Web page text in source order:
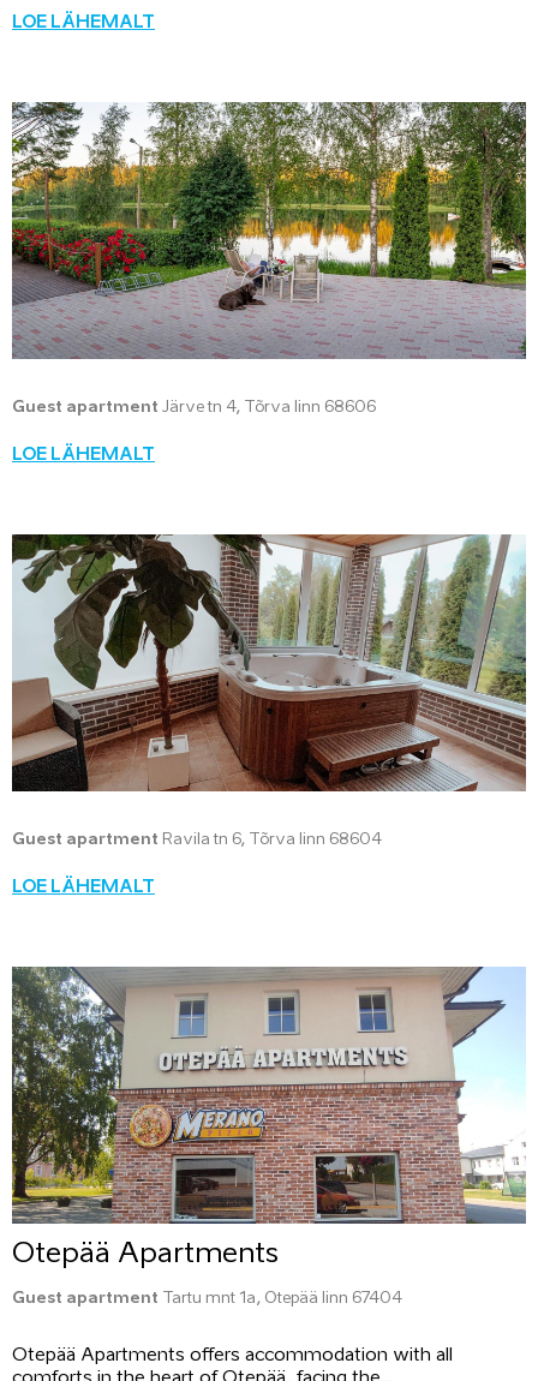
LOE LÄHEMALT
Guest apartment Järve tn 4, Tõrva linn 68606
LOE LÄHEMALT
Guest apartment Ravila tn 6, Tõrva linn 68604
LOE LÄHEMALT
Otepää Apartments
Guest apartment Tartu mnt 1a, Otepää linn 67404
Otepää Apartments offers accommodation with all
comforts in the heart of Otepää, facing the...